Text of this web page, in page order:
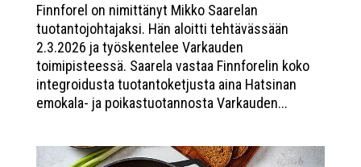
Finnforel on nimittänyt Mikko Saarelan
tuotantojohtajaksi. Hän aloitti tehtävässään
2.3.2026 ja työskentelee Varkauden
toimipisteessä. Saarela vastaa Finnforelin koko
integroidusta tuotantoketjusta aina Hatsinan
emokala- ja poikastuotannosta Varkauden...